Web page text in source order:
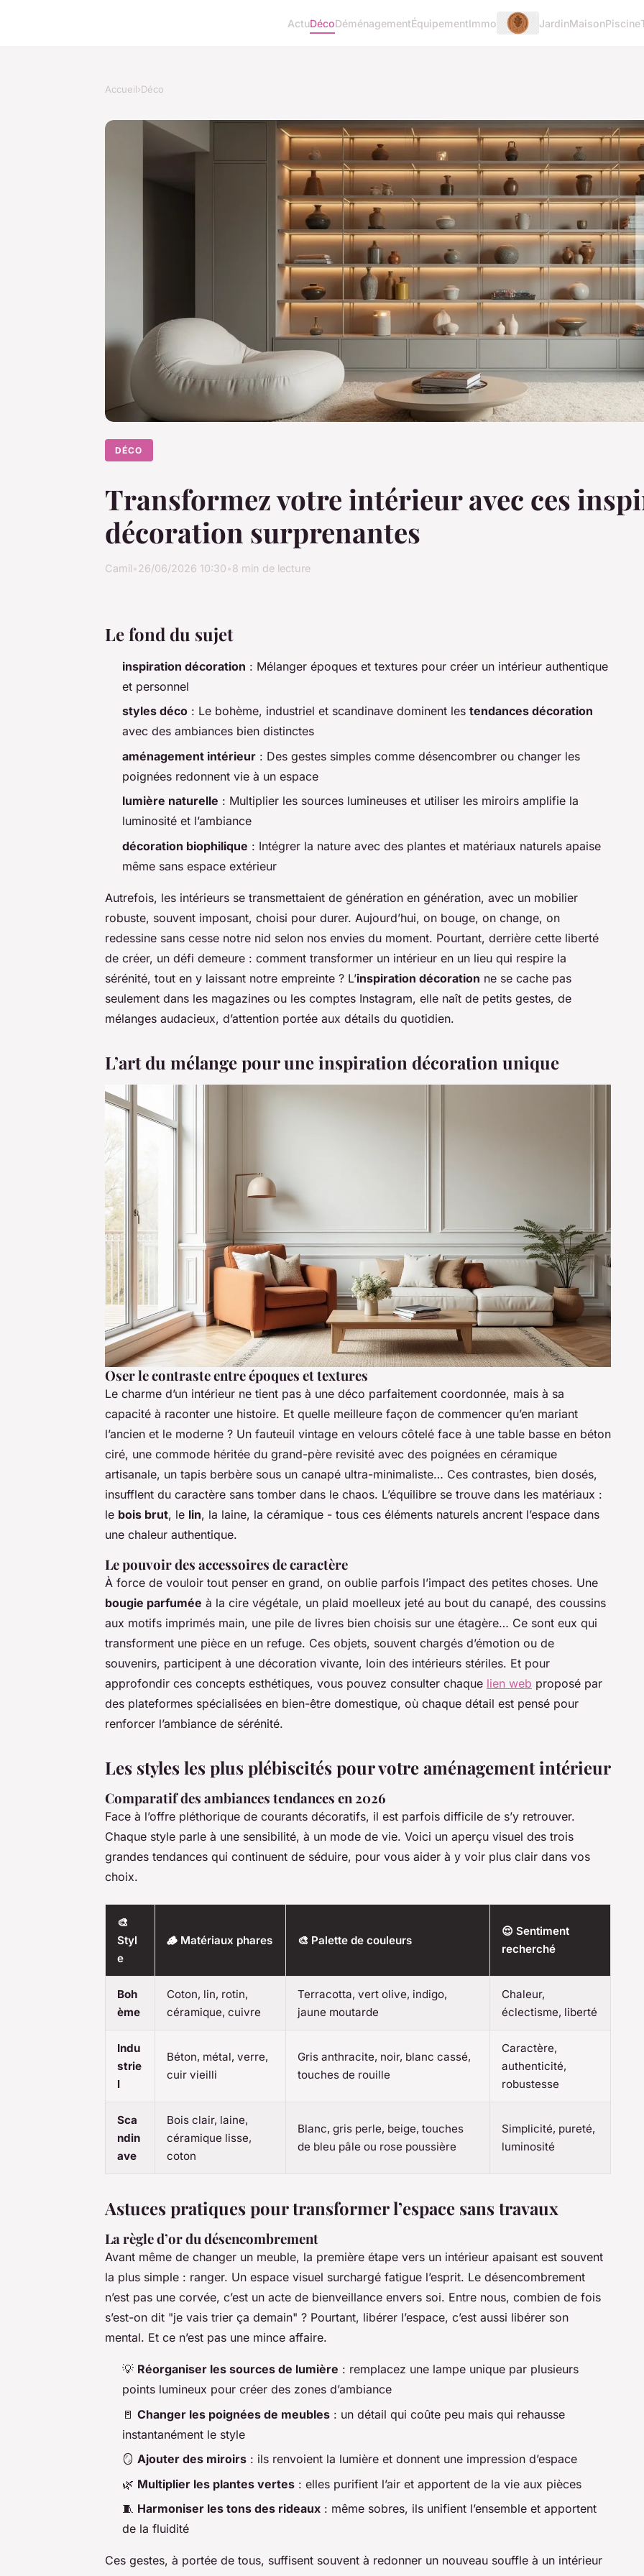
ActuDécoDéménagementÉquipementImmo JardinMaisonPiscine
Accueil›Déco
DÉCO
Transformez votre intérieur avec ces
décoration surprenantes
Camil 26/06/2026 10:30 8 min de lecture
Le fond du sujet
inspiration décoration : Mélanger époques et textures pour créer un intérieur authentique
et personnel
styles déco : Le bohème, industriel et scandinave dominent les tendances décoration
avec des ambiances bien distinctes
aménagement intérieur : Des gestes simples comme désencombrer ou changer les
poignées redonnent vie à un espace
lumière naturelle : Multiplier les sources lumineuses et utiliser les miroirs amplifie la
luminosité et l’ambiance
décoration biophilique : Intégrer la nature avec des plantes et matériaux naturels apaise
même sans espace extérieur
Autrefois, les intérieurs se transmettaient de génération en génération, avec un mobilier
robuste, souvent imposant, choisi pour durer. Aujourd’hui, on bouge, on change, on
redessine sans cesse notre nid selon nos envies du moment. Pourtant, derrière cette liberté
de créer, un défi demeure : comment transformer un intérieur en un lieu qui respire la
sérénité, tout en y laissant notre empreinte ? L’inspiration décoration ne se cache pas
seulement dans les magazines ou les comptes Instagram, elle naît de petits gestes, de
mélanges audacieux, d’attention portée aux détails du quotidien.
L’art du mélange pour une inspiration décoration unique
Oser le contraste entre époques et textures
Le charme d’un intérieur ne tient pas à une déco parfaitement coordonnée, mais à sa
capacité à raconter une histoire. Et quelle meilleure façon de commencer qu’en mariant
l’ancien et le moderne ? Un fauteuil vintage en velours côtelé face à une table basse en béton
ciré, une commode héritée du grand-père revisité avec des poignées en céramique
artisanale, un tapis berbère sous un canapé ultra-minimaliste… Ces contrastes, bien dosés,
insufflent du caractère sans tomber dans le chaos. L’équilibre se trouve dans les matériaux :
le bois brut, le lin, la laine, la céramique - tous ces éléments naturels ancrent l’espace dans
une chaleur authentique.
Le pouvoir des accessoires de caractère
À force de vouloir tout penser en grand, on oublie parfois l’impact des petites choses. Une
bougie parfumée à la cire végétale, un plaid moelleux jeté au bout du canapé, des coussins
aux motifs imprimés main, une pile de livres bien choisis sur une étagère… Ce sont eux qui
transforment une pièce en un refuge. Ces objets, souvent chargés d’émotion ou de
souvenirs, participent à une décoration vivante, loin des intérieurs stériles. Et pour
approfondir ces concepts esthétiques, vous pouvez consulter chaque lien web proposé par
des plateformes spécialisées en bien-être domestique, où chaque détail est pensé pour
renforcer l’ambiance de sérénité.
Les styles les plus plébiscités pour votre aménagement intérieur
Comparatif des ambiances tendances en 2026
Face à l’offre pléthorique de courants décoratifs, il est parfois difficile de s’y retrouver.
Chaque style parle à une sensibilité, à un mode de vie. Voici un aperçu visuel des trois
grandes tendances qui continuent de séduire, pour vous aider à y voir plus clair dans vos
choix.
🎨
Styl
e
🪵 Matériaux phares 🎨 Palette de couleurs
😌 Sentiment
recherché
Boh
ème
Coton, lin, rotin,
céramique, cuivre
Terracotta, vert olive, indigo,
jaune moutarde
Chaleur,
éclectisme, liberté
Indu
strie
l
Béton, métal, verre,
cuir vieilli
Gris anthracite, noir, blanc cassé,
touches de rouille
Caractère,
authenticité,
robustesse
Sca
ndin
ave
Bois clair, laine,
céramique lisse,
coton
Blanc, gris perle, beige, touches
de bleu pâle ou rose poussière
Simplicité, pureté,
luminosité
Astuces pratiques pour transformer l’espace sans travaux
La règle d’or du désencombrement
Avant même de changer un meuble, la première étape vers un intérieur apaisant est souvent
la plus simple : ranger. Un espace visuel surchargé fatigue l’esprit. Le désencombrement
n’est pas une corvée, c’est un acte de bienveillance envers soi. Entre nous, combien de fois
s’est-on dit "je vais trier ça demain" ? Pourtant, libérer l’espace, c’est aussi libérer son
mental. Et ce n’est pas une mince affaire.
💡 Réorganiser les sources de lumière : remplacez une lampe unique par plusieurs
points lumineux pour créer des zones d’ambiance
🚪 Changer les poignées de meubles : un détail qui coûte peu mais qui rehausse
instantanément le style
🪞 Ajouter des miroirs : ils renvoient la lumière et donnent une impression d’espace
🌿 Multiplier les plantes vertes : elles purifient l’air et apportent de la vie aux pièces
🧵 Harmoniser les tons des rideaux : même sobres, ils unifient l’ensemble et apportent
de la fluidité
Ces gestes, à portée de tous, suffisent souvent à redonner un nouveau souffle à un intérieur